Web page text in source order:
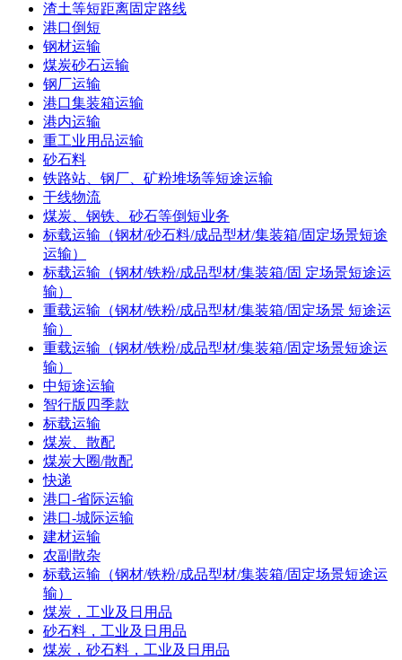
渣土等短距离固定路线
港口倒短
钢材运输
煤炭砂石运输
钢厂运输
港口集装箱运输
港内运输
重工业用品运输
砂石料
铁路站、钢厂、矿粉堆场等短途运输
干线物流
煤炭、钢铁、砂石等倒短业务
标载运输（钢材/砂石料/成品型材/集装箱/固定场景短途
运输）
标载运输（钢材/铁粉/成品型材/集装箱/固 定场景短途运
输）
重载运输（钢材/铁粉/成品型材/集装箱/固定场景 短途运
输）
重载运输（钢材/铁粉/成品型材/集装箱/固定场景短途运
输）
中短途运输
智行版四季款
标载运输
煤炭、散配
煤炭大圈/散配
快递
港口-省际运输
港口-城际运输
建材运输
农副散杂
标载运输（钢材/铁粉/成品型材/集装箱/固定场景短途运
输）
煤炭，工业及日用品
砂石料，工业及日用品
煤炭，砂石料，工业及日用品